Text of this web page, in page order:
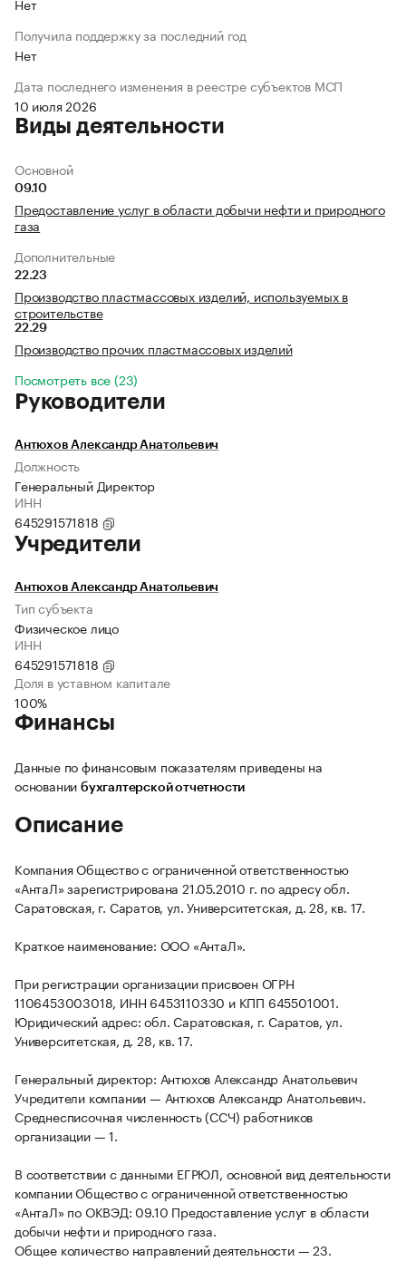
Нет
Получила поддержку за последний год
Нет
Дата последнего изменения в реестре субъектов МСП
10 июля 2026
Виды деятельности
Основной
09.10
Предоставление услуг в области добычи нефти и природного
газа
Дополнительные
22.23
Производство пластмассовых изделий, используемых в
строительстве
22.29
Производство прочих пластмассовых изделий
Посмотреть все (23)
Руководители
Антюхов Александр Анатольевич
Должность
Генеральный Директор
ИНН
645291571818
Учредители
Антюхов Александр Анатольевич
Тип субъекта
Физическое лицо
ИНН
645291571818
Доля в уставном капитале
100%
Финансы
Данные по финансовым показателям приведены на
основании бухгалтерской отчетности
Описание
Компания Общество с ограниченной ответственностью
«АнтаЛ» зарегистрирована 21.05.2010 г. по адресу обл.
Саратовская, г. Саратов, ул. Университетская, д. 28, кв. 17.
Краткое наименование: ООО «АнтаЛ».
При регистрации организации присвоен ОГРН
1106453003018, ИНН 6453110330 и КПП 645501001.
Юридический адрес: обл. Саратовская, г. Саратов, ул.
Университетская, д. 28, кв. 17.
Генеральный директор: Антюхов Александр Анатольевич
Учредители компании — Антюхов Александр Анатольевич.
Среднесписочная численность (ССЧ) работников
организации — 1.
В соответствии с данными ЕГРЮЛ, основной вид деятельности
компании Общество с ограниченной ответственностью
«АнтаЛ» по ОКВЭД: 09.10 Предоставление услуг в области
добычи нефти и природного газа.
Общее количество направлений деятельности — 23.